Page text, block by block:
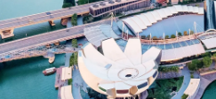
Remote Embedded
Nahtlose Integration der HR
Plattform
Mittelstand
Maßgeschneiderte HR-
vergrößern
Enterprise
LERNEN MIT REMOTE
Forschung und Leitfäden
Fallstudien
Español
Italiano